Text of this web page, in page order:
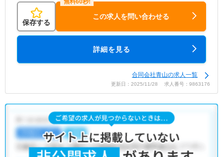
保存する
この求人を問い合わせる
詳細を見る
合同会社青山の求人一覧
更新日：2025/11/28 求人番号：9863176